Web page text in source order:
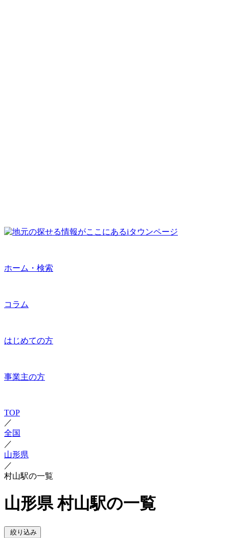
ホーム・検索
コラム
はじめての方
事業主の方
TOP
／
全国
／
山形県
／
村山駅の一覧
山形県 村山駅の一覧
絞り込み